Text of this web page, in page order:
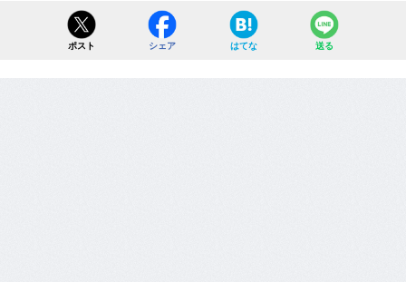
ポスト シェア はてな 送る